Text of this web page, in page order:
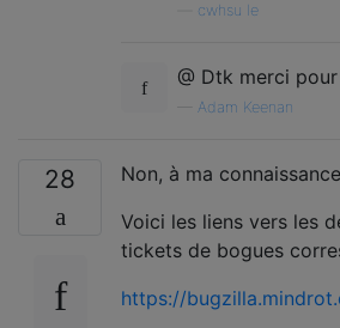
cwhsu le
@ Dtk merci
Adam Keenan
28
Non, à ma
Voici les liens vers les
tickets de bogues
https://